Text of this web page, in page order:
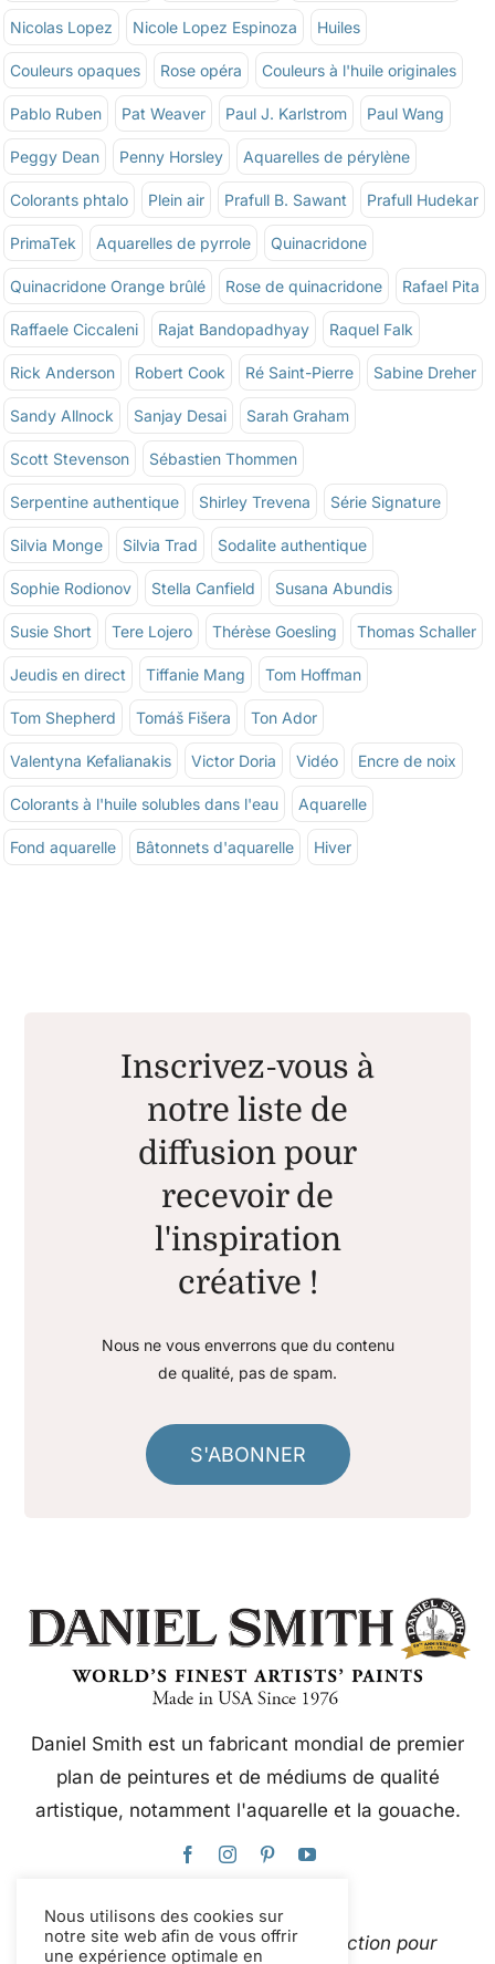
Nicolas Lopez Nicole Lopez Espinoza Huiles
Couleurs opaques Rose opéra Couleurs à l'huile originales
Pablo Ruben Pat Weaver Paul J. Karlstrom Paul Wang
Peggy Dean Penny Horsley Aquarelles de pérylène
Colorants phtalo Plein air Prafull B. Sawant Prafull Hudekar
PrimaTek Aquarelles de pyrrole Quinacridone
Quinacridone Orange brûlé Rose de quinacridone Rafael Pita
Raffaele Ciccaleni Rajat Bandopadhyay Raquel Falk
Rick Anderson Robert Cook Ré Saint-Pierre Sabine Dreher
Sandy Allnock Sanjay Desai Sarah Graham
Scott Stevenson Sébastien Thommen
Serpentine authentique Shirley Trevena Série Signature
Silvia Monge Silvia Trad Sodalite authentique
Sophie Rodionov Stella Canfield Susana Abundis
Susie Short Tere Lojero Thérèse Goesling Thomas Schaller
Jeudis en direct Tiffanie Mang Tom Hoffman
Tom Shepherd Tomáš Fišera Ton Ador
Valentyna Kefalianakis Victor Doria Vidéo Encre de noix
Colorants à l'huile solubles dans l'eau Aquarelle
Fond aquarelle Bâtonnets d'aquarelle Hiver
Inscrivez-vous à
notre liste de
diffusion pour
recevoir de
l'inspiration
créative !
Nous ne vous enverrons que du contenu
de qualité, pas de spam.
S'ABONNER
Daniel Smith est un fabricant mondial de premier
plan de peintures et de médiums de qualité
artistique, notamment l'aquarelle et la gouache.
Ce site web utilise Google Traduction pour
Nous utilisons des cookies sur
notre site web afin de vous offrir
une expérience optimale en